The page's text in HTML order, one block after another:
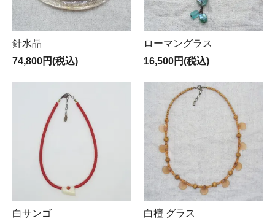
針水晶
74,800円(税込)
ローマングラス
16,500円(税込)
白サンゴ
白檀 グラス